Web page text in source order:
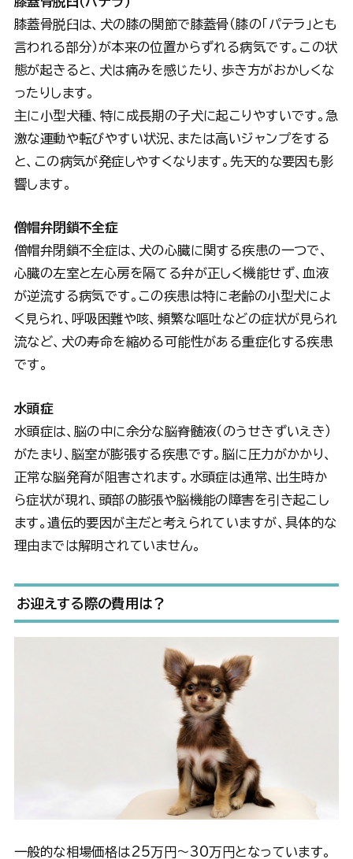
膝蓋骨脱臼は、犬の膝の関節で膝蓋骨（膝の「パテラ」とも
言われる部分）が本来の位置からずれる病気です。この状
態が起きると、犬は痛みを感じたり、歩き方がおかしくな
ったりします。
主に小型犬種、特に成長期の子犬に起こりやすいです。急
激な運動や転びやすい状況、または高いジャンプをする
と、この病気が発症しやすくなります。先天的な要因も影
響します。
僧帽弁閉鎖不全症
僧帽弁閉鎖不全症は、犬の心臓に関する疾患の一つで、
心臓の左室と左心房を隔てる弁が正しく機能せず、血液
が逆流する病気です。この疾患は特に老齢の小型犬によ
く見られ、呼吸困難や咳、頻繁な嘔吐などの症状が見られ
流など、犬の寿命を縮める可能性がある重症化する疾患
です。
水頭症
水頭症は、脳の中に余分な脳脊髄液（のうせきずいえき）
がたまり、脳室が膨張する疾患です。脳に圧力がかかり、
正常な脳発育が阻害されます。水頭症は通常、出生時か
ら症状が現れ、頭部の膨張や脳機能の障害を引き起こし
ます。遺伝的要因が主だと考えられていますが、具体的な
理由までは解明されていません。
お迎えする際の費用は？
一般的な相場価格は25万円〜30万円となっています。